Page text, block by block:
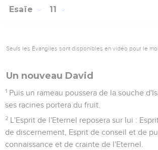
Esaïe 11
Seuls les Évangiles sont disponibles en vidéo pour le
Un nouveau David
1 Puis un rameau poussera de la souche
ses racines portera du fruit.
2 L'Esprit de l'Eternel reposera sur lui :
de discernement, Esprit de conseil et de
connaissance et de crainte de l'Eternel.